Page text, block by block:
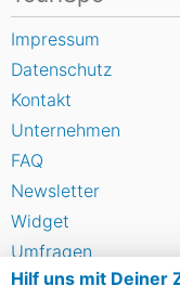
Hilf uns mit Deiner
Impressum
Datenschutz
Kontakt
Unternehmen
FAQ
Newsletter
Widget
Umfragen
Skigebiet bewerten